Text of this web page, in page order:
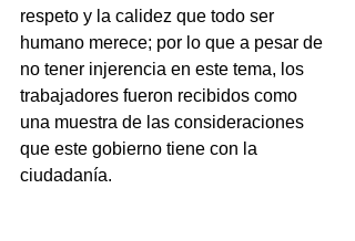
respeto y la calidez que todo ser
humano merece; por lo que a pesar de
no tener injerencia en este tema, los
trabajadores fueron recibidos como
una muestra de las consideraciones
que este gobierno tiene con la
ciudadanía.